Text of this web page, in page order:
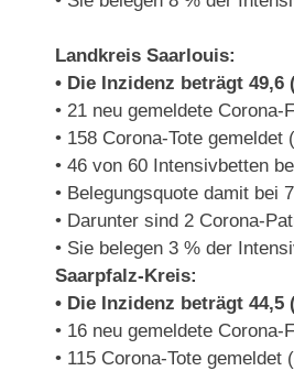
Landkreis Saarlouis:
• Die Inzidenz beträgt 49,6
• 21 neu gemeldete Corona-
• 158 Corona-Tote gemeldet
• 46 von 60 Intensivbetten
• Belegungsquote damit bei
• Darunter sind 2 Corona-
• Sie belegen 3 % der
Saarpfalz-Kreis:
• Die Inzidenz beträgt 44,5
• 16 neu gemeldete Corona-
• 115 Corona-Tote gemeldet